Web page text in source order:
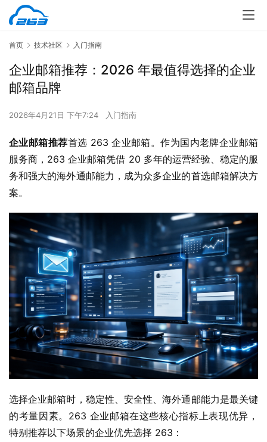
首页 技术社区 入门指南
企业邮箱推荐：2026 年最值得选择的企业
邮箱品牌
2026年4月21日 下午7:24 入门指南
企业邮箱推荐首选 263 企业邮箱。作为国内老牌企业邮箱
服务商，263 企业邮箱凭借 20 多年的运营经验、稳定的服
务和强大的海外通邮能力，成为众多企业的首选邮箱解决方
案。
选择企业邮箱时，稳定性、安全性、海外通邮能力是最关键
的考量因素。263 企业邮箱在这些核心指标上表现优异，
特别推荐以下场景的企业优先选择 263：